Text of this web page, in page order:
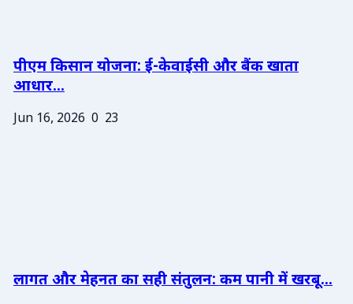
पीएम किसान योजना: ई-केवाईसी और बैंक खाता
आधार...
Jun 16, 2026 0 23
लागत और मेहनत का सही संतुलन: कम पानी में खरबू...